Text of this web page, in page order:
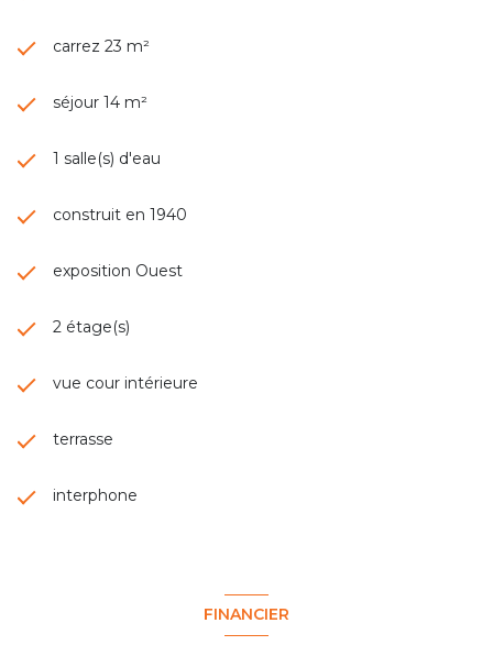
carrez 23 m²
séjour 14 m²
1 salle(s) d'eau
construit en 1940
exposition Ouest
2 étage(s)
vue cour intérieure
terrasse
interphone
FINANCIER